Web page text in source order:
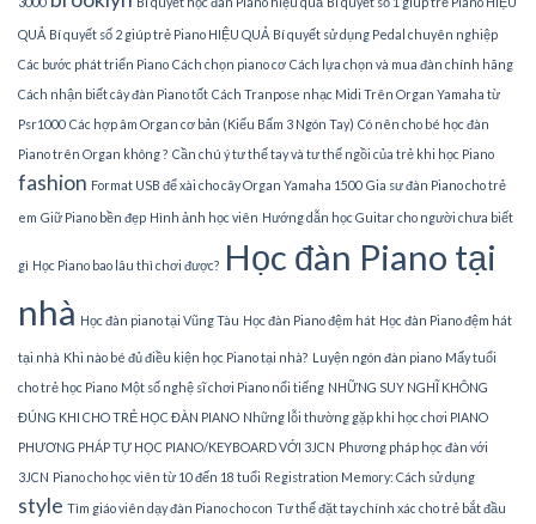
QUẢ Bí quyết số 2 giúp trẻ Piano HIỆU QUẢ Bí quyết sử dụng Pedal chuyên nghiệp
Các bước phát triển Piano Cách chọn piano cơ Cách lựa chọn và mua đàn chính hãng
Cách nhận biết cây đàn Piano tốt Cách Tranpose nhạc Midi Trên Organ Yamaha từ
Psr1000 Các hợp âm Organ cơ bản (Kiểu Bấm 3 Ngón Tay) Có nên cho bé học đàn
Piano trên Organ không ? Cần chú ý tư thế tay và tư thế ngồi của trẻ khi học Piano
fashion Format USB để xài cho cây Organ Yamaha 1500 Gia sư đàn Piano cho trẻ
em Giữ Piano bền đẹp Hình ảnh học viên Hướng dẫn học Guitar cho người chưa biết
gì Học Piano bao lâu thì chơi được? Học đàn Piano tại
nhà Học đàn piano tại Vũng Tàu Học đàn Piano đệm hát Học đàn Piano đệm hát
tại nhà Khi nào bé đủ điều kiện học Piano tại nhà? Luyện ngón đàn piano Mấy tuổi
cho trẻ học Piano Một số nghệ sĩ chơi Piano nổi tiếng NHỮNG SUY NGHĨ KHÔNG
ĐÚNG KHI CHO TRẺ HỌC ĐÀN PIANO Những lỗi thường gặp khi học chơi PIANO
PHƯƠNG PHÁP TỰ HỌC PIANO/KEYBOARD VỚI 3JCN Phương pháp học đàn với
3JCN Piano cho học viên từ 10 đến 18 tuổi Registration Memory: Cách sử dụng
style Tìm giáo viên dạy đàn Piano cho con Tư thế đặt tay chính xác cho trẻ bắt đầu